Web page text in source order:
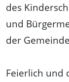
des
und
der
Feierlich und